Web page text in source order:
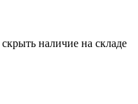
скрыть наличие на складе